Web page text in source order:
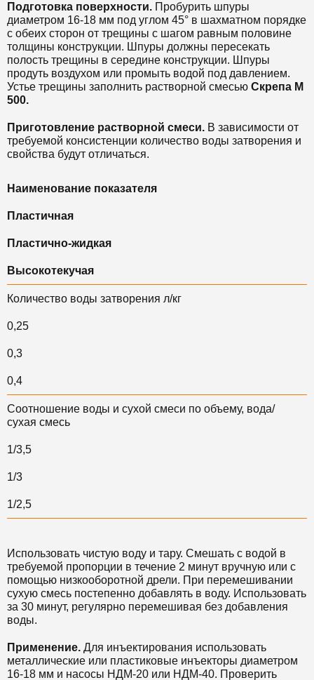
Подготовка поверхности. Пробурить шпуры
диаметром 16-18 мм под углом 45° в шахматном порядке
с обеих сторон от трещины с шагом равным половине
толщины конструкции. Шпуры должны пересекать
полость трещины в середине конструкции. Шпуры
продуть воздухом или промыть водой под давлением.
Устье трещины заполнить растворной смесью Скрепа М
500.
Приготовление растворной смеси. В зависимости от
требуемой консистенции количество воды затворения и
свойства будут отличаться.
Наименование показателя
Пластичная
Пластично-жидкая
Высокотекучая
Количество воды затворения л/кг
0,25
0,3
0,4
Соотношение воды и сухой смеси по объему, вода/
сухая смесь
1/3,5
1/3
1/2,5
Использовать чистую воду и тару. Смешать с водой в
требуемой пропорции в течение 2 минут вручную или с
помощью низкооборотной дрели. При перемешивании
сухую смесь постепенно добавлять в воду. Использовать
за 30 минут, регулярно перемешивая без добавления
воды.
Применение. Для инъектирования использовать
металлические или пластиковые инъекторы диаметром
16-18 мм и насосы НДМ-20 или НДМ-40. Проверить